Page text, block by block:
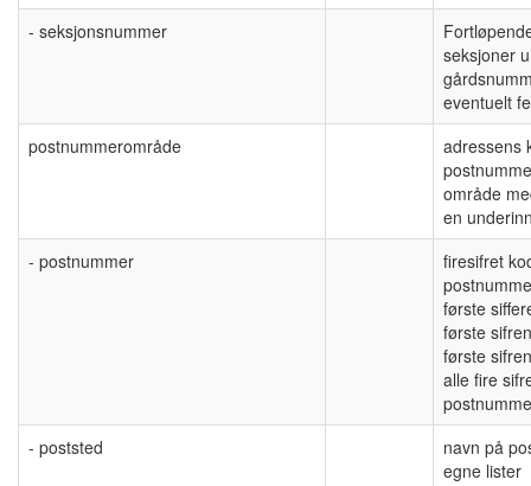
- seksjonsnummer
seksjoner
eventuelt
postnummerområde
adressens
område
en
- postnummer
firesifret
første
første
første
alle fire
- poststed
navn på
egne lister